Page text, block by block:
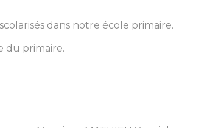
dans notre école primaire.
du primaire.